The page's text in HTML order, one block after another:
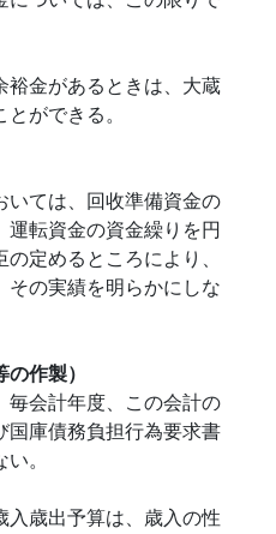
裕金があるときは、大蔵
ができる。
いては、回收準備資金の
転資金の資金繰りを円
定めるところにより、
その実績を明らかにしな
作製）
毎会計年度、この会計の
国庫債務負担行為要求書
。
入歳出予算は、歳入の性